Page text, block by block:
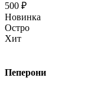
500 ₽
Новинка
Остро
Хит
Пеперони